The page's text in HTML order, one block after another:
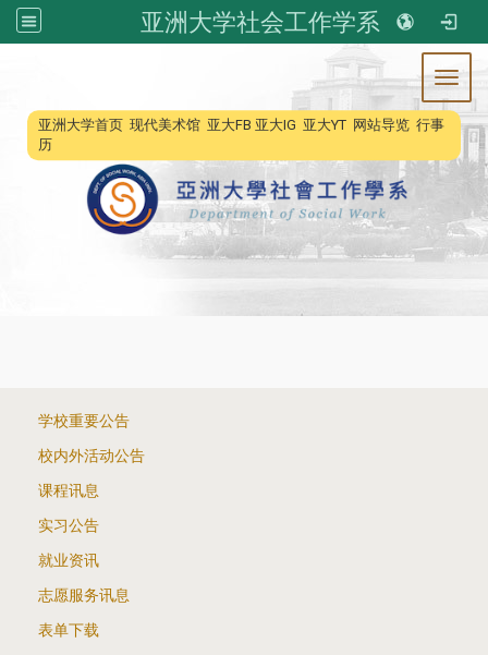
亚洲大学社会工作学系
::: 亚洲大学首页 现代美术馆 亚大FB 亚大IG 亚大YT 网站导览 行事
历
学校重要公告
校内外活动公告
课程讯息
实习公告
就业资讯
志愿服务讯息
表单下载